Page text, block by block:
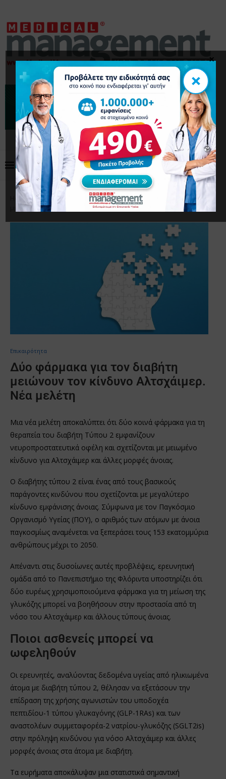
Home Επικαιρότητα
Δύο φάρμακα για τον διαβήτη
μειώνουν τον κίνδυνο Αλτσχάιμερ. Νέα μελέτη
Επικαιρότητα
Δύο φάρμακα για τον διαβήτη
μειώνουν τον κίνδυνο Αλτσχάιμερ.
Νέα μελέτη
Μια νέα μελέτη αποκαλύπτει ότι δύο κοινά φάρμακα για τη
θεραπεία του διαβήτη Τύπου 2 εμφανίζουν
νευροπροστατευτικά οφέλη και σχετίζονται με μειωμένο
κίνδυνο για Αλτσχάιμερ και άλλες μορφές άνοιας.
Ο διαβήτης τύπου 2 είναι ένας από τους βασικούς
παράγοντες κινδύνου που σχετίζονται με μεγαλύτερο
κίνδυνο εμφάνισης άνοιας. Σύμφωνα με τον Παγκόσμιο
Οργανισμό Υγείας (ΠΟΥ), ο αριθμός των ατόμων με άνοια
παγκοσμίως αναμένεται να ξεπεράσει τους 153 εκατομμύρια
ανθρώπους μέχρι το 2050.
Απέναντι στις δυσοίωνες αυτές προβλέψεις, ερευνητική
ομάδα από το Πανεπιστήμιο της Φλόριντα υποστηρίζει ότι
δύο ευρέως χρησιμοποιούμενα φάρμακα για τη μείωση της
γλυκόζης μπορεί να βοηθήσουν στην προστασία από τη
νόσο του Αλτσχάιμερ και άλλους τύπους άνοιας.
Ποιοι ασθενείς μπορεί να
ωφεληθούν
Οι ερευνητές, αναλύοντας δεδομένα υγείας από ηλικιωμένα
άτομα με διαβήτη τύπου 2, θέλησαν να εξετάσουν την
επίδραση της χρήσης αγωνιστών του υποδοχέα
πεπτιδίου-1 τύπου γλυκαγόνης (GLP-1RAs) και των
αναστολέων συμμεταφορέα-2 νατρίου-γλυκόζης (SGLT2is)
στην πρόληψη κινδύνου για νόσο Αλτσχάιμερ και άλλες
μορφές άνοιας στα άτομα με διαβήτη.
Τα ευρήματα αποκάλυψαν μια στατιστικά σημαντική
×
×